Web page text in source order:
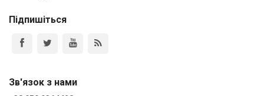
Підпишіться
Зв'язок з нами